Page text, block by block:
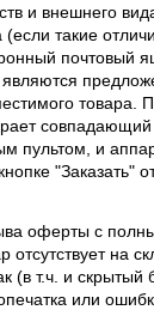
и внешнего
такие
почтовый
товара.
пультом, и
"Заказать"
оферты с
отсутствует на
(в т.ч. и
или